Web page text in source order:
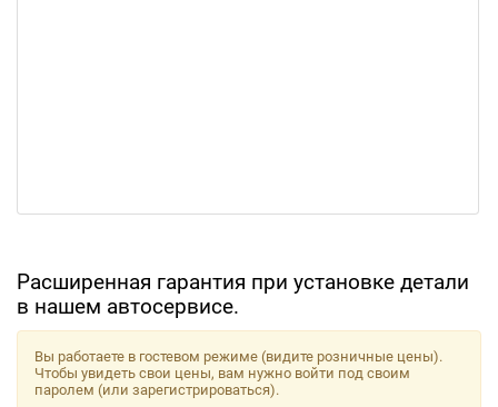
Расширенная гарантия при установке детали
в нашем автосервисе.
Вы работаете в гостевом режиме (видите розничные цены).
Чтобы увидеть свои цены, вам нужно войти под своим
паролем (или зарегистрироваться).